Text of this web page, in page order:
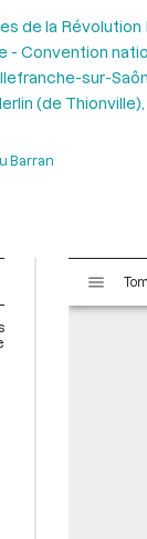
de la Révolution
- Convention
sur-
(de
Barran
s